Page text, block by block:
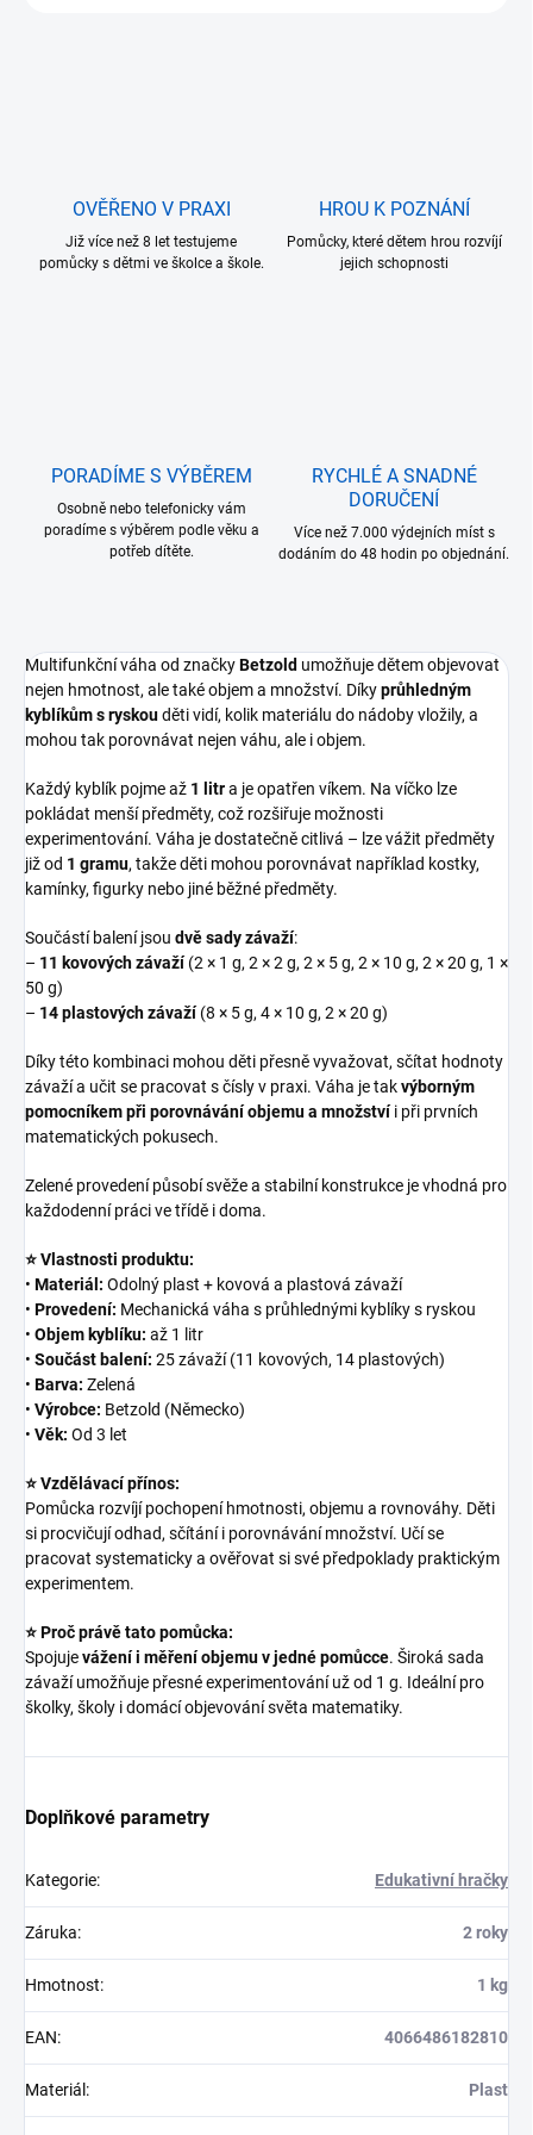
OVĚŘENO V PRAXI
Již více než 8 let testujeme
pomůcky s dětmi ve školce a škole.
HROU K POZNÁNÍ
Pomůcky, které dětem hrou rozvíjí
jejich schopnosti
PORADÍME S VÝBĚREM
Osobně nebo telefonicky vám
poradíme s výběrem podle věku a
potřeb dítěte.
RYCHLÉ A SNADNÉ
DORUČENÍ
Více než 7.000 výdejních míst s
dodáním do 48 hodin po objednání.
Multifunkční váha od značkyBetzold umožňuje dětem objevovat
nejen hmotnost, ale také objem a množství. Díkyprůhledným
kyblíkům s ryskouděti vidí, kolik materiálu do nádoby vložily, a
mohou tak porovnávat nejen váhu, ale i objem.
Každý kyblík pojme až 1 litra je opatřen víkem. Na víčko lze
pokládat menší předměty, což rozšiřuje možnosti
experimentování. Váha je dostatečně citlivá – lze vážit předměty
již od 1 gramu, takže děti mohou porovnávat například kostky,
kamínky, figurky nebo jiné běžné předměty.
Součástí balení jsou dvě sady závaží:
– 11 kovových závaží(2 × 1 g, 2 × 2 g, 2 × 5 g, 2 × 10 g, 2 × 20 g, 1 ×
50 g)
– 14 plastových závaží(8 × 5 g, 4 × 10 g, 2 × 20 g)
Díky této kombinaci mohou děti přesně vyvažovat, sčítat hodnoty
závaží a učit se pracovat s čísly v praxi. Váha je takvýborným
pomocníkem při porovnávání objemu a množstvíi při prvních
matematických pokusech.
Zelené provedení působí svěže a stabilní konstrukce je vhodná pro
každodenní práci ve třídě i doma.
⭐ Vlastnosti produktu:
• Materiál: Odolný plast + kovová a plastová závaží
• Provedení: Mechanická váha s průhlednými kyblíky s ryskou
• Objem kyblíku: až 1 litr
• Součást balení: 25 závaží (11 kovových, 14 plastových)
• Barva: Zelená
• Výrobce: Betzold (Německo)
• Věk: Od 3 let
⭐ Vzdělávací přínos:
Pomůcka rozvíjí pochopení hmotnosti, objemu a rovnováhy. Děti
si procvičují odhad, sčítání i porovnávání množství. Učí se
pracovat systematicky a ověřovat si své předpoklady praktickým
experimentem.
⭐ Proč právě tato pomůcka:
Spojujevážení i měření objemu v jedné pomůcce. Široká sada
závaží umožňuje přesné experimentování už od 1 g. Ideální pro
školky, školy i domácí objevování světa matematiky.
Doplňkové parametry
Kategorie: Edukativní hračky
Záruka: 2 roky
Hmotnost: 1 kg
EAN: 4066486182810
Materiál : Plast